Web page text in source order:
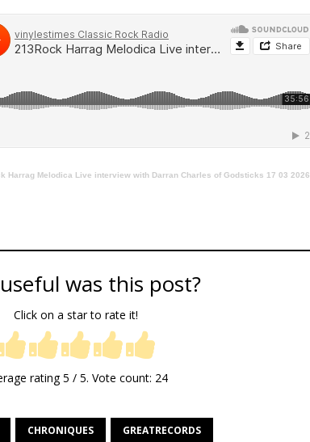
Melodica Live interview with Darran Charles of Godsticks 17 03 2026 on Vinylestimes Classic Rock Radio
was this post?
Click on a star to rate it!
rating5 / 5. Vote count: 24
CHRONIQUES GREATRECORDS